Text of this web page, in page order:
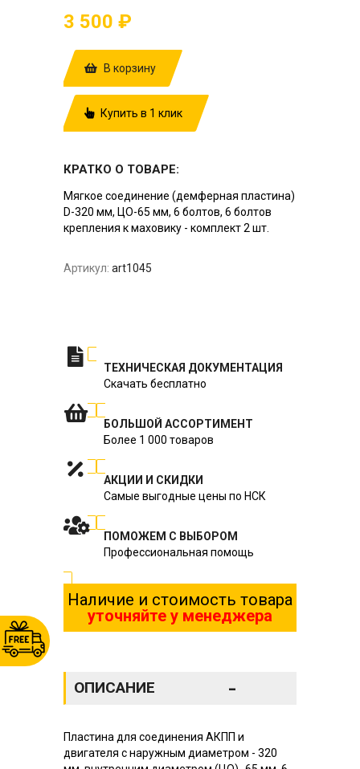
3 500 ₽
В корзину
Купить в 1 клик
КРАТКО О ТОВАРЕ:
Мягкое соединение (демферная пластина)
D-320 мм, ЦО-65 мм, 6 болтов, 6 болтов
крепления к маховику - комплект 2 шт.
Артикул: art1045
ТЕХНИЧЕСКАЯ ДОКУМЕНТАЦИЯ
Скачать бесплатно
БОЛЬШОЙ АССОРТИМЕНТ
Более 1 000 товаров
АКЦИИ И СКИДКИ
Самые выгодные цены по НСК
ПОМОЖЕМ С ВЫБОРОМ
Профессиональная помощь
Наличие и стоимость товара
уточняйте у менеджера
ОПИСАНИЕ -
Пластина для соединения АКПП и
двигателя с наружным диаметром - 320